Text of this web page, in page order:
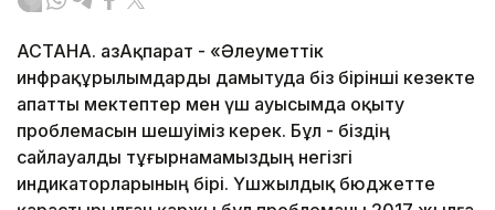
АСТАНА. ҚазАқпарат - «Әлеуметтік
инфрақұрылымдарды дамытуда біз бірінші кезекте
апатты мектептер мен үш ауысымда оқыту
проблемасын шешуіміз керек. Бұл - біздің
сайлауалды тұғырнамамыздың негізгі
индикаторларының бірі. Үшжылдық бюджетте